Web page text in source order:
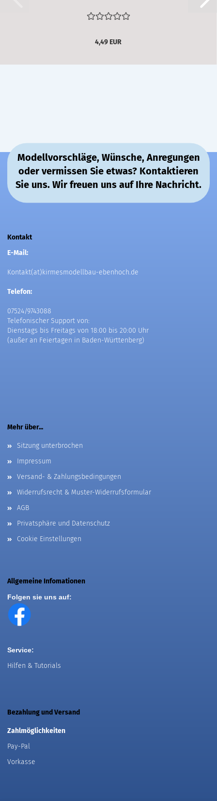
4,49 EUR
Modellvorschläge, Wünsche, Anregungen
oder vermissen Sie etwas? Kontaktieren
Sie uns. Wir freuen uns auf Ihre Nachricht.
Kontakt
E-Mail:
Kontakt(at)kirmesmodellbau-ebenhoch.de
Telefon:
07524/9743088
Telefonischer Support von:
Dienstags bis Freitags von 18:00 bis 20:00 Uhr
(außer an Feiertagen in Baden-Württenberg)
Mehr über...
Sitzung unterbrochen
Impressum
Versand- & Zahlungsbedingungen
Widerrufsrecht & Muster-Widerrufsformular
AGB
Privatsphäre und Datenschutz
Cookie Einstellungen
Allgemeine Infomationen
Folgen sie uns auf:
Service:
Hilfen & Tutorials
Bezahlung und Versand
Zahlmöglichkeiten
Pay-Pal
Vorkasse